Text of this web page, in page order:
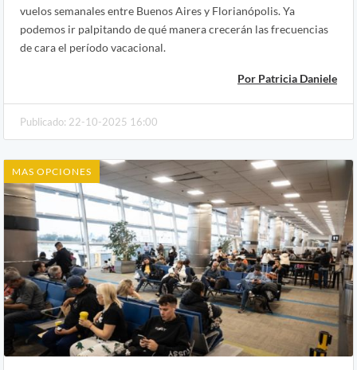
vuelos semanales entre Buenos Aires y Florianópolis. Ya
podemos ir palpitando de qué manera crecerán las frecuencias
de cara el período vacacional.
Por Patricia Daniele
Publicado: 22-10-2025 16:00
MAS OPCIONES